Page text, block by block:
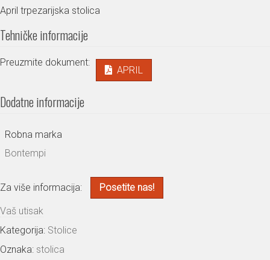
April trpezarijska stolica
Tehničke informacije
Preuzmite dokument:
APRIL
Dodatne informacije
Robna marka
Bontempi
Za više informacija: Posetite nas!
Vaš utisak
Kategorija: Stolice
Oznaka: stolica